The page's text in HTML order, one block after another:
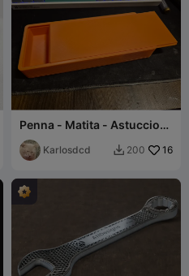
Penna - Matita - Astuccio
portautensili.gcode
Karlosdcd  200 16